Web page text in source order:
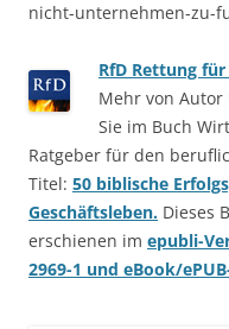
nicht-unternehmen-zu-
RfD Rettung
Mehr von Autor
Sie im Buch
Ratgeber für den
Titel: 50 biblische
Geschäftsleben. Dieses
erschienen im epubli-
2969-1 und eBook/